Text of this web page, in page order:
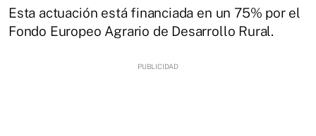
Esta actuación está financiada en un 75% por el
Fondo Europeo Agrario de Desarrollo Rural.